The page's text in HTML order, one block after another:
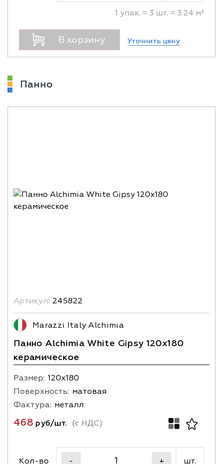
1 упак. = 3 шт. = 3.24 м²
В корзину Уточнить цену
Панно
Артикул: 245822
Marazzi Italy Alchimia
Панно Alchimia White Gipsy 120x180
керамическое
Размер: 120х180
Поверхность: матовая
Фактура: металл
468 руб/шт. (с НДС)
Кол-во - + шт.